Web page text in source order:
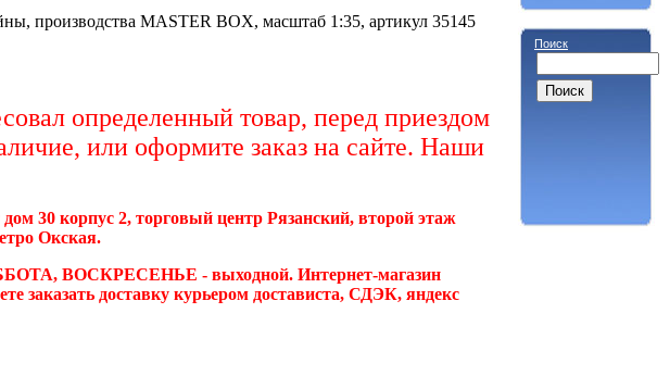
производства MASTER BOX, масштаб 1:35, артикул 35145
определенный товар, перед приездом
или оформите заказ на сайте. Наши
30 корпус 2, торговый центр Рязанский, второй этаж
Окская.
ВОСКРЕСЕНЬЕ - выходной. Интернет-магазин
заказать доставку курьером достависта, СДЭК, яндекс
Поиск